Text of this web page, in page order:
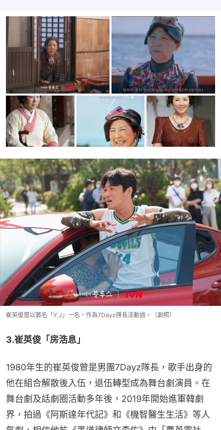
崔英俊曾以藝名「Y.J」一名，作為7Dayz隊長活動過。（劇照）
3.崔英俊「房浩息」
1980年生的崔英俊曾是男團7Dayz隊長，歌手出身的
他在組合解散後入伍，退伍轉型成為舞台劇演員。在
舞台劇及話劇圈活動多年後，2019年開始進軍韓劇
界，拍過《阿斯達年代記》和《機智醫生生活》等人